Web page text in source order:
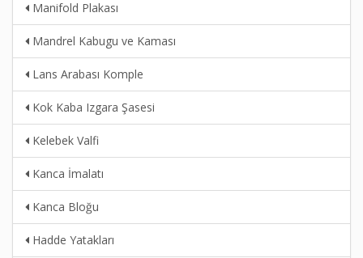
Manifold Plakası
Mandrel Kabugu ve Kaması
Lans Arabası Komple
Kok Kaba Izgara Şasesi
Kelebek Valfi
Kanca İmalatı
Kanca Bloğu
Hadde Yatakları